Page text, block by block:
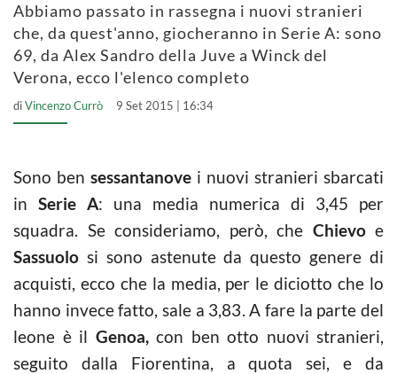
Abbiamo passato in rassegna i nuovi stranieri
che, da quest'anno, giocheranno in Serie A: sono
69, da Alex Sandro della Juve a Winck del
Verona, ecco l'elenco completo
diVincenzo Currò 9 Set 2015 | 16:34
Sono ben sessantanove i nuovi stranieri sbarcati
in Serie A: una media numerica di 3,45 per
squadra. Se consideriamo, però, che Chievoe
Sassuolo si sono astenute da questo genere di
acquisti, ecco che la media, per le diciotto che lo
hanno invece fatto, sale a 3,83. A fare la parte del
leone è il Genoa,con ben otto nuovi stranieri,
seguito dalla Fiorentina, a quota sei, e da